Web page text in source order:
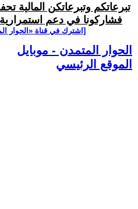
تبرعاتكم وتبرعاتكن المالية
فشاركونا في دعم استمرارية
[اشترك في قناة ‫«الحوار
الحوار المتمدن - موبايل
الموقع الرئيسي